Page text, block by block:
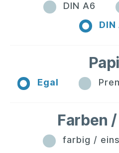
DIN A6
DIN
Egal
Farben
farbig /